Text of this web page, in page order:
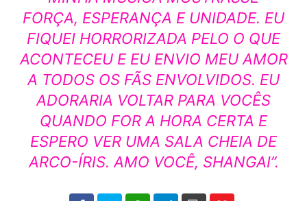
FORÇA, ESPERANÇA E UNIDADE. EU
FIQUEI HORRORIZADA PELO O QUE
ACONTECEU E EU ENVIO MEU AMOR
A TODOS OS FÃS ENVOLVIDOS. EU
ADORARIA VOLTAR PARA VOCÊS
QUANDO FOR A HORA CERTA E
ESPERO VER UMA SALA CHEIA DE
ARCO-ÍRIS. AMO VOCÊ, SHANGAI”.